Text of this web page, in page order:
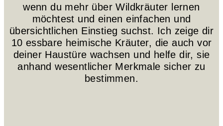
wenn du mehr über Wildkräuter lernen
möchtest und einen einfachen und
übersichtlichen Einstieg suchst. Ich zeige dir
10 essbare heimische Kräuter, die auch vor
deiner Haustüre wachsen und helfe dir, sie
anhand wesentlicher Merkmale sicher zu
bestimmen.